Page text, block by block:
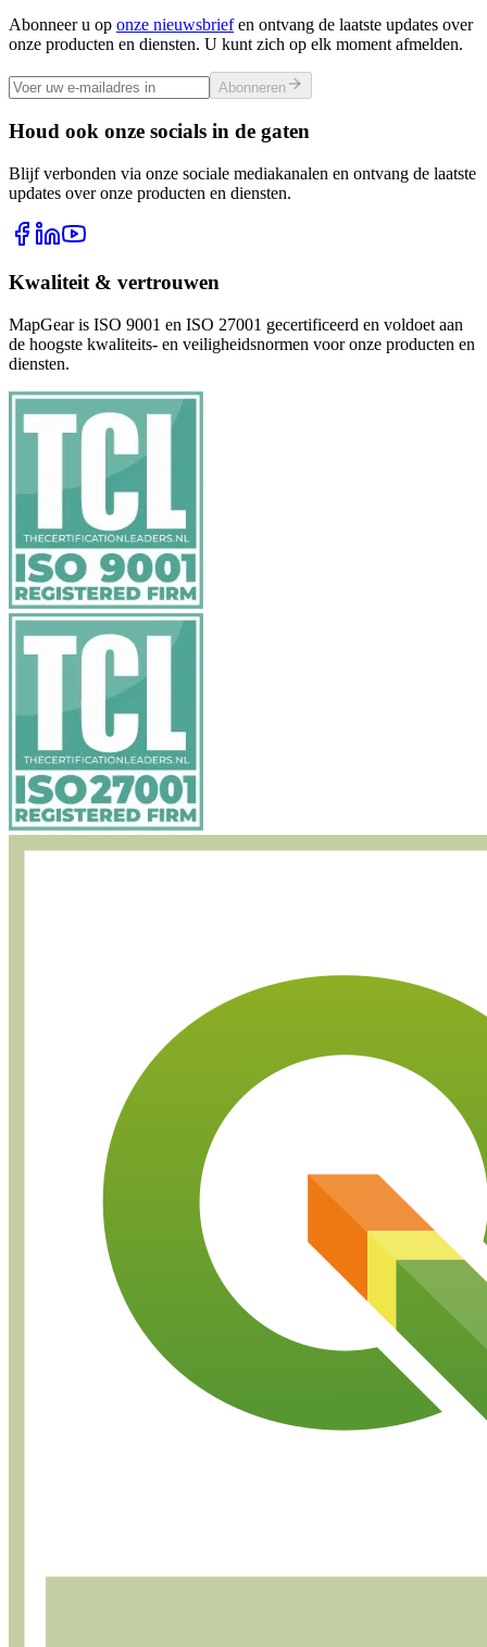
Abonneer u op onze nieuwsbriefen ontvang de laatste updates over
onze producten en diensten. U kunt zich op elk moment afmelden.
Abonneren
Houd ook onze socials in de gaten
Blijf verbonden via onze sociale mediakanalen en ontvang de laatste
updates over onze producten en diensten.
Kwaliteit & vertrouwen
MapGear is ISO 9001 en ISO 27001 gecertificeerd en voldoet aan
de hoogste kwaliteits- en veiligheidsnormen voor onze producten en
diensten.